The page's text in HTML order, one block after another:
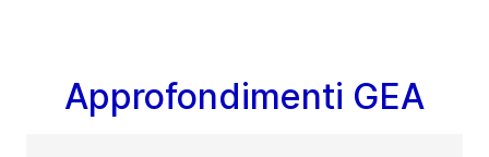
Approfondimenti GEA